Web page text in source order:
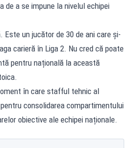
de a se impune la nivelul echipei
Este un jucător de 30 de ani care și-
carieră în Liga 2. Nu cred că poate
pentru națională la această
în care stafful tehnic al
consolidarea compartimentului
obiective ale echipei naționale.